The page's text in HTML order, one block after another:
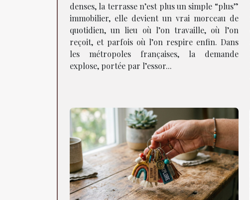
denses, la terrasse n’est plus un simple “plus”
immobilier, elle devient un vrai morceau de
quotidien, un lieu où l’on travaille, où l’on
reçoit, et parfois où l’on respire enfin. Dans
les métropoles françaises, la demande
explose, portée par l’essor...